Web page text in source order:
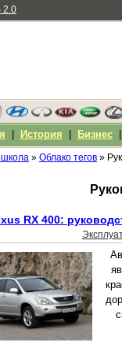
» Облако тегов »
RX 400:
2.0
История Бизнес